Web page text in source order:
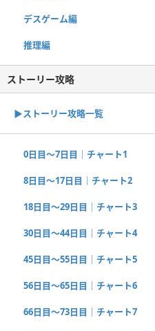
デスゲーム編
推理編
ストーリー攻略
▶︎ストーリー攻略一覧
0日目〜7日目｜チャート1
8日目〜17日目｜チャート2
18日目〜29日目｜チャート3
30日目〜44日目｜チャート4
45日目〜55日目｜チャート5
56日目〜65日目｜チャート6
66日目〜73日目｜チャート7